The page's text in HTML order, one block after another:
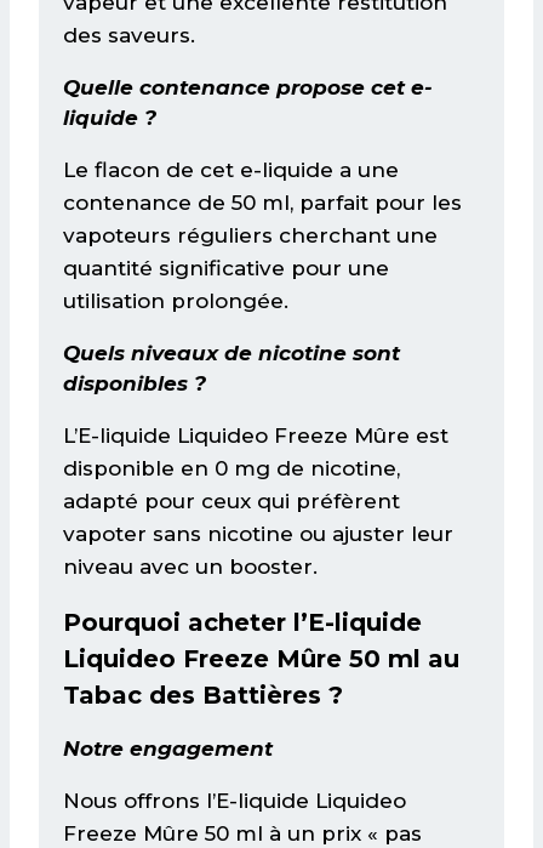
des saveurs.
Quelle contenance propose cet e-
liquide ?
Le flacon de cet e-liquide a une
contenance de 50 ml, parfait pour les
vapoteurs réguliers cherchant une
quantité significative pour une
utilisation prolongée.
Quels niveaux de nicotine sont
disponibles ?
L’E-liquide Liquideo Freeze Mûre est
disponible en 0 mg de nicotine,
adapté pour ceux qui préfèrent
vapoter sans nicotine ou ajuster leur
niveau avec un booster.
Pourquoi acheter l’E-liquide
Liquideo Freeze Mûre 50 ml au
Tabac des Battières ?
Notre engagement
Nous offrons l’E-liquide Liquideo
Freeze Mûre 50 ml à un prix « pas